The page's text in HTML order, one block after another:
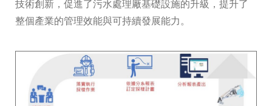
技術創新，促進了污水處理廠基礎設施的升級，提升了
整個產業的管理效能與可持續發展能力。